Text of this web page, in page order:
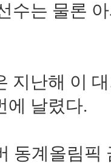
수는 물론
지난해 이
에 날렸다.
동계올림픽